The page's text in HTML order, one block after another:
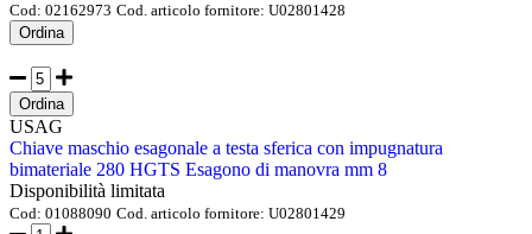
Cod: 02162973 Cod. articolo fornitore: U02801428
Ordina
Ordina
USAG
Chiave maschio esagonale a testa sferica con impugnatura
bimateriale 280 HGTS Esagono di manovra mm 8
Disponibilità limitata
Cod: 01088090 Cod. articolo fornitore: U02801429